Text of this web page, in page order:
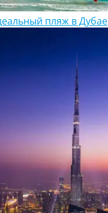
пляж в Дубае